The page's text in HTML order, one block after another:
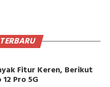
Fitur Keren, Berikut
Pro 5G